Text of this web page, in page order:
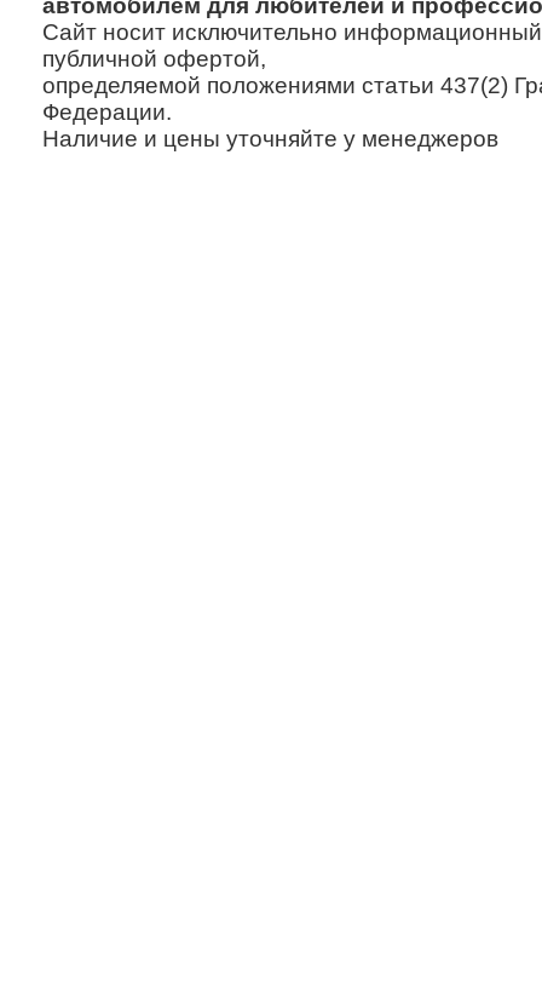
автомобилем для любителей и
Сайт носит исключительно информационный
публичной офертой,
определяемой положениями статьи 437(2)
Федерации.
Наличие и цены уточняйте у менеджеров